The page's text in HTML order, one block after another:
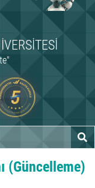
(Güncelleme)